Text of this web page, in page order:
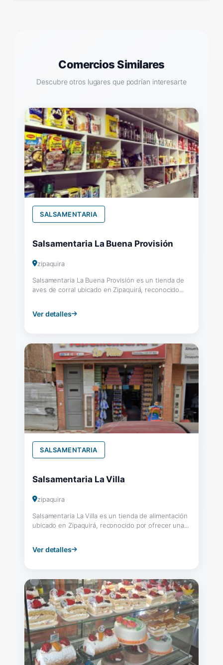
Comercios Similares
Descubre otros lugares que podrían interesarte
SALSAMENTARIA
Salsamentaria La Buena Provisión
zipaquira
Salsamentaria La Buena Provisión es un tienda de
aves de corral ubicado en Zipaquirá, reconocido...
Ver detalles
SALSAMENTARIA
Salsamentaria La Villa
zipaquira
Salsamentaria La Villa es un tienda de alimentación
ubicado en Zipaquirá, reconocido por ofrecer una...
Ver detalles